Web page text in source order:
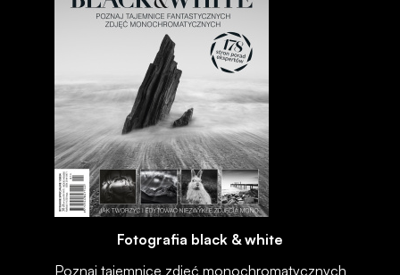
Fotografia black & white
Poznaj tajemnice zdjęć monochromatycznych